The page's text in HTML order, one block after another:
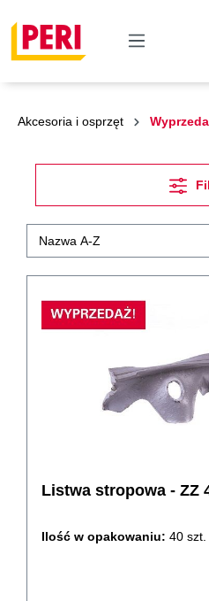
Akcesoria i osprzęt
Listwa stropowa - ZZ
Ilość w opakowaniu: 40 szt.